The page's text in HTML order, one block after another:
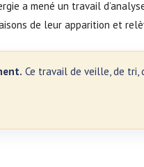
a mené un travail
de leur apparition et
Ce travail de veille, de tri,